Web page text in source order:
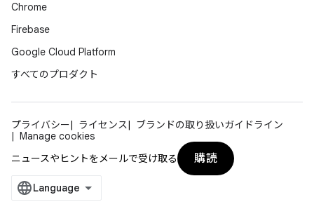
Chrome
Firebase
Google Cloud Platform
すべてのプロダクト
プライバシー ライセンス
ブランドの取り扱いガイドライン
Manage cookies
ニュースやヒントをメールで受け取る
購読